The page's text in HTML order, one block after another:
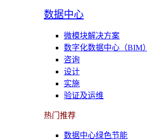
数据中心
微模块解决方案
数字化数据中心（BIM）
咨询
设计
实施
验证及运维
热门推荐
数据中心绿色节能